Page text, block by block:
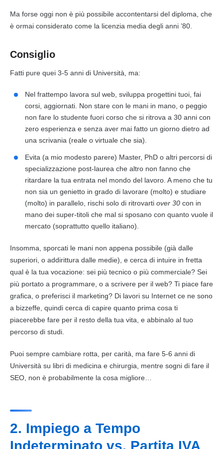
Ma forse oggi non è più possibile accontentarsi del diploma, che
è ormai considerato come la licenzia media degli anni ’80.
Consiglio
Fatti pure quei 3-5 anni di Università, ma:
Nel frattempo lavora sul web, sviluppa progettini tuoi, fai
corsi, aggiornati. Non stare con le mani in mano, o peggio
non fare lo studente fuori corso che si ritrova a 30 anni con
zero esperienza e senza aver mai fatto un giorno dietro ad
una scrivania (reale o virtuale che sia).
Evita (a mio modesto parere) Master, PhD o altri percorsi di
specializzazione post-laurea che altro non fanno che
ritardare la tua entrata nel mondo del lavoro. A meno che tu
non sia un genietto in grado di lavorare (molto) e studiare
(molto) in parallelo, rischi solo di ritrovarti over 30 con in
mano dei super-titoli che mal si sposano con quanto vuole il
mercato (soprattutto quello italiano).
Insomma, sporcati le mani non appena possibile (già dalle
superiori, o addirittura dalle medie), e cerca di intuire in fretta
qual è la tua vocazione: sei più tecnico o più commerciale? Sei
più portato a programmare, o a scrivere per il web? Ti piace fare
grafica, o preferisci il marketing? Di lavori su Internet ce ne sono
a bizzeffe, quindi cerca di capire quanto prima cosa ti
piacerebbe fare per il resto della tua vita, e abbinalo al tuo
percorso di studi
Puoi sempre cambiare rotta, per carità, ma fare 5-6 anni di
Università su libri di medicina e chirurgia, mentre sogni di fare il
SEO, non è probabilmente la cosa migliore…
2. Impiego a Tempo
Indeterminato vs. Partita IVA